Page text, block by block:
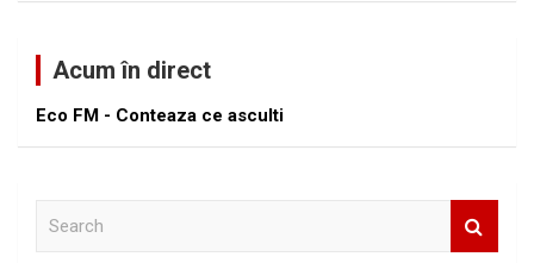
Acum în direct
Eco FM - Conteaza ce asculti